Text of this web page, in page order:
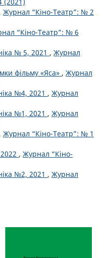
, Журнал “Кіно-Театр”: № 2
“Кіно-Театр”: № 6
№ 5, 2021 , Журнал
фільму «Яса» , Журнал
№4, 2021 , Журнал
№1, 2021 , Журнал
, Журнал “Кіно-Театр”: № 1
, Журнал “Кіно-
№2, 2021 , Журнал